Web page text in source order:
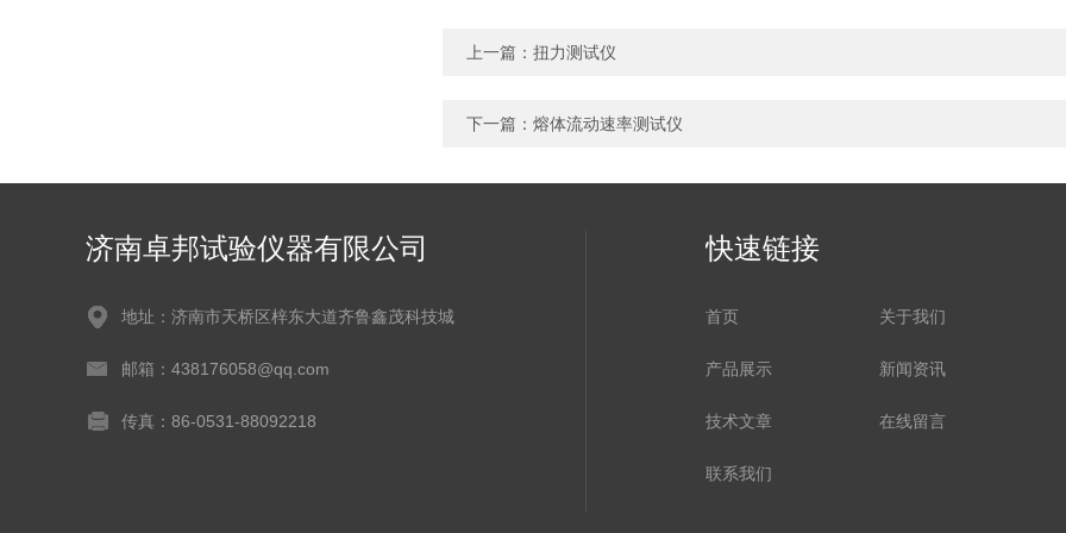
上一篇： 扭力测试仪
下一篇： 熔体流动速率测试仪
济南卓邦试验仪器有限公司
地址：济南市天桥区梓东大道齐鲁鑫茂科技城
邮箱：438176058@qq.com
传真：86-0531-88092218
快速链接
首页 关于我们
产品展示 新闻资讯
技术文章 在线留言
联系我们